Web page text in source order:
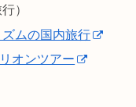
）
ムの国内旅行
オンツアー